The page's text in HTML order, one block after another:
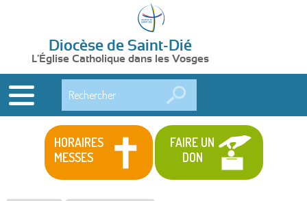
Diocèse de Saint-Dié
L'Église Catholique dans les Vosges
HORAIRES
MESSES
FAIRE UN
DON